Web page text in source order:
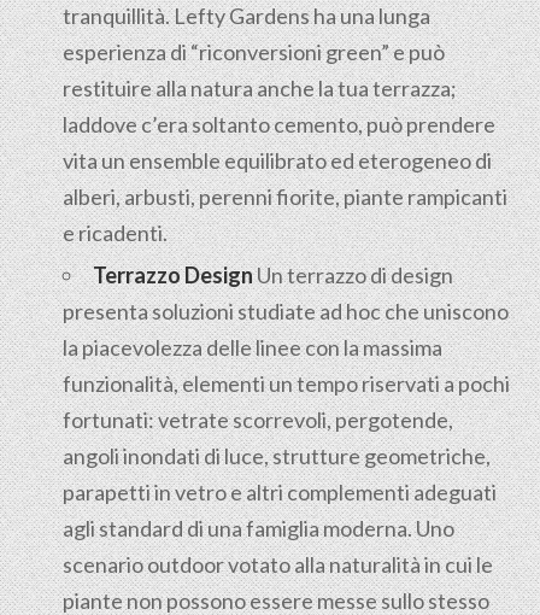
tranquillità. Lefty Gardens ha una lunga
esperienza di “riconversioni green” e può
restituire alla natura anche la tua terrazza;
laddove c’era soltanto cemento, può prendere
vita un ensemble equilibrato ed eterogeneo di
alberi, arbusti, perenni fiorite, piante rampicanti
e ricadenti.
Terrazzo DesignUn terrazzo di design
presenta soluzioni studiate ad hoc che uniscono
la piacevolezza delle linee con la massima
funzionalità, elementi un tempo riservati a pochi
fortunati: vetrate scorrevoli, pergotende,
angoli inondati di luce, strutture geometriche,
parapetti in vetro e altri complementi adeguati
agli standard di una famiglia moderna. Uno
scenario outdoor votato alla naturalità in cui le
piante non possono essere messe sullo stesso